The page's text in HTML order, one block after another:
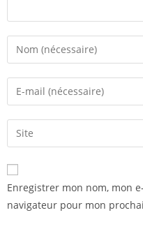
Enregistrer mon nom, mon
navigateur pour mon